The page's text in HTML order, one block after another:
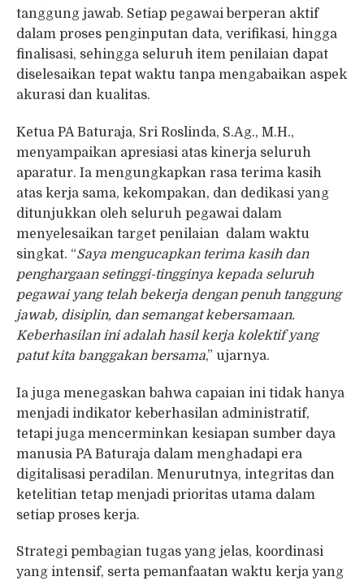
tanggung jawab. Setiap pegawai berperan aktif
dalam proses penginputan data, verifikasi, hingga
finalisasi, sehingga seluruh item penilaian dapat
diselesaikan tepat waktu tanpa mengabaikan aspek
akurasi dan kualitas.
Ketua PA Baturaja, Sri Roslinda, S.Ag., M.H.,
menyampaikan apresiasi atas kinerja seluruh
aparatur. Ia mengungkapkan rasa terima kasih
atas kerja sama, kekompakan, dan dedikasi yang
ditunjukkan oleh seluruh pegawai dalam
menyelesaikan target penilaian dalam waktu
singkat. “Saya mengucapkan terima kasih dan
penghargaan setinggi-tingginya kepada seluruh
pegawai yang telah bekerja dengan penuh tanggung
jawab, disiplin, dan semangat kebersamaan.
Keberhasilan ini adalah hasil kerja kolektif yang
patut kita banggakan bersama,” ujarnya.
Ia juga menegaskan bahwa capaian ini tidak hanya
menjadi indikator keberhasilan administratif,
tetapi juga mencerminkan kesiapan sumber daya
manusia PA Baturaja dalam menghadapi era
digitalisasi peradilan. Menurutnya, integritas dan
ketelitian tetap menjadi prioritas utama dalam
setiap proses kerja.
Strategi pembagian tugas yang jelas, koordinasi
yang intensif, serta pemanfaatan waktu kerja yang